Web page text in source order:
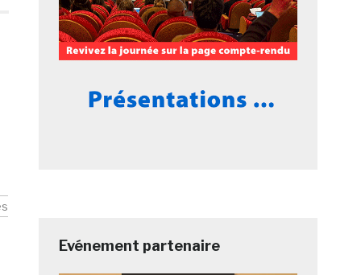
Evénement partenaire